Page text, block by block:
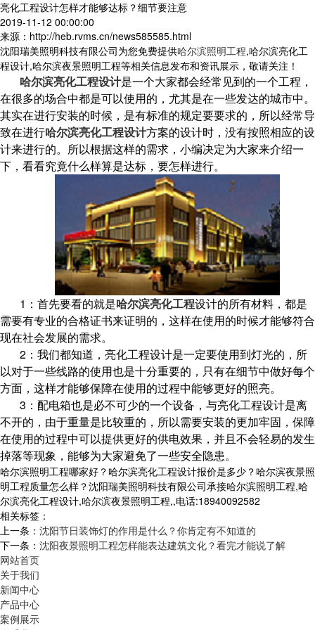
亮化工程设计怎样才能够达标？细节要注意
2019-11-12 00:00:00
来源：http://heb.rvms.cn/news585585.html
沈阳瑞美照明科技有限公司为您免费提供哈尔滨照明工程,哈尔滨亮化工
程设计,哈尔滨夜景照明工程等相关信息发布和资讯展示，敬请关注！
哈尔滨亮化工程设计是一个大家都会经常见到的一个工程，
在很多的场合中都是可以使用的，尤其是在一些发达的城市中。
其实在进行安装的时候，是有标准的规定要要求的，所以经常导
致在进行哈尔滨亮化工程设计方案的设计时，没有按照相应的设
计来进行的。所以根据这样的需求，小编决定为大家来介绍一
下，看看究竟什么样算是达标，要怎样进行。
1：首先要看的就是哈尔滨亮化工程设计的所有材料，都是
需要有专业的合格证书来证明的，这样在使用的时候才能够符合
现在社会发展的需求。
2：我们都知道，亮化工程设计是一定要使用到灯光的，所
以对于一些线路的使用也是十分重要的，只有在细节中做好每个
方面，这样才能够保障在使用的过程中能够更好的照亮。
3：配电箱也是必不可少的一个设备，与亮化工程设计是离
不开的，由于重量是比较重的，所以需要安装的更加牢固，保障
在使用的过程中可以提供更好的供电效果，并且不会轻易的发生
掉落等现象，能够为大家避免了一些安全隐患。
哈尔滨照明工程哪家好？哈尔滨亮化工程设计报价是多少？哈尔滨夜景照
明工程质量怎么样？沈阳瑞美照明科技有限公司承接哈尔滨照明工程,哈
尔滨亮化工程设计,哈尔滨夜景照明工程,,电话:18940092582
相关标签：
上一条： 沈阳节日装饰灯的作用是什么？你肯定有不知道的
下一条： 沈阳夜景照明工程怎样能表达建筑文化？看完才能说了解
网站首页
关于我们
新闻中心
产品中心
案例展示